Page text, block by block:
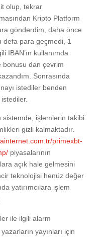
olup, tekrar
Kripto Platform
gönderdim, daha önce
defa para geçmedi, 1
IBAN’ın kullanımda
bonusu dan çevrim
Sonrasında
istediler benden
sistemde, işlemlerin takibi
gizli kalmaktadır.
primexbt-
piyasalarının
açık hale gelmesini
teknolojisi henüz değer
yatırımcılara işlem
ile ilgili alarm
yayınları için